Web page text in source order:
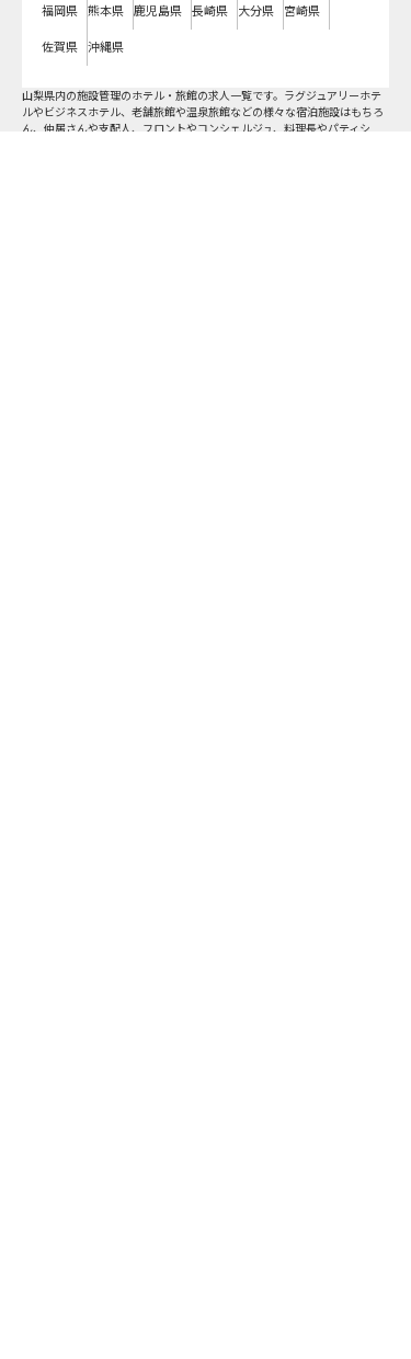
福岡県 熊本県 鹿児島県 長崎県 大分県 宮崎県
佐賀県 沖縄県
山梨県内の施設管理のホテル・旅館の求人一覧です。ラグジュアリーホテ
ルやビジネスホテル、老舗旅館や温泉旅館などの様々な宿泊施設はもちろ
ん、仲居さんや支配人、フロントやコンシェルジュ、料理長やパティシ